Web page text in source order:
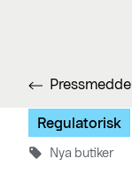
Regulatorisk
Nya butiker